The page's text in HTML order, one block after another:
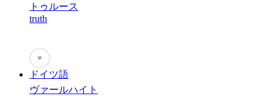
トゥルース
truth
♥
ドイツ語
ヴァールハイト